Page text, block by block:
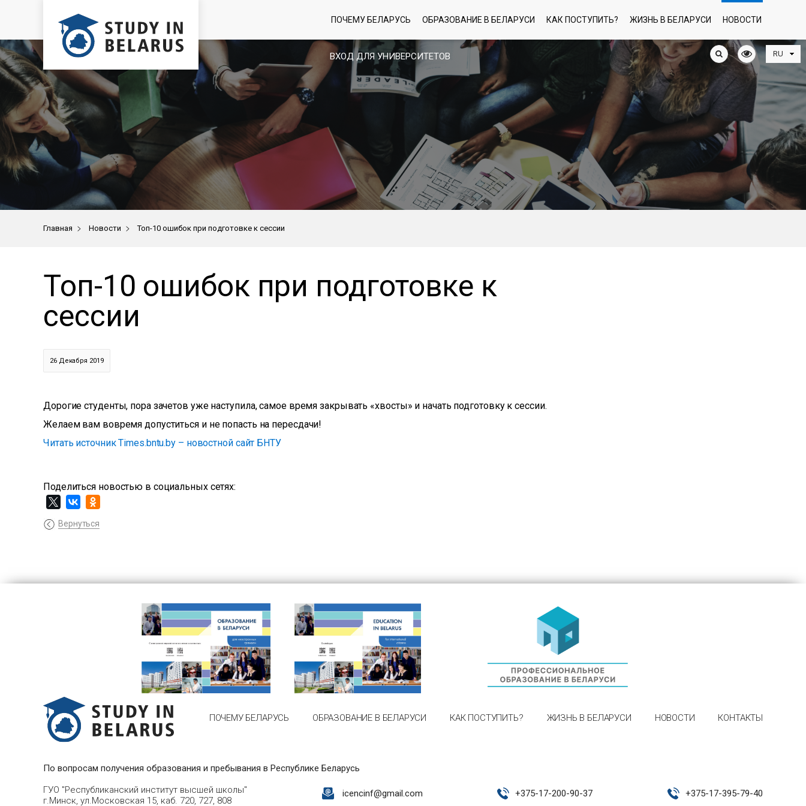
ВХОД ДЛЯ УНИВЕРСИТЕТОВ
ПОЧЕМУ БЕЛАРУСЬ ОБРАЗОВАНИЕ В БЕЛАРУСИ КАК ПОСТУПИТЬ? ЖИЗНЬ В БЕЛАРУСИ НОВОСТИ
Главная > Новости > Топ-10 ошибок при подготовке к сессии
Топ-10 ошибок при подготовке к
сессии
26 Декабря 2019
Дорогие студенты, пора зачетов уже наступила, самое время закрывать «хвосты» и начать подготовку к сессии.
Желаем вам вовремя допуститься и не попасть на пересдачи!
Читать источник Times.bntu.by – новостной сайт БНТУ
Поделиться новостью в социальных сетях:
Вернуться
ПОЧЕМУ БЕЛАРУСЬ ОБРАЗОВАНИЕ В БЕЛАРУСИ КАК ПОСТУПИТЬ? ЖИЗНЬ В БЕЛАРУСИ НОВОСТИ КОНТАКТЫ
По вопросам получения образования и пребывания в Республике Беларусь
ГУО "Республиканский институт высшей школы"
г.Минск, ул.Московская 15, каб. 720, 727, 808
icencinf@gmail.com +375-17-200-90-37 +375-17-395-79-40